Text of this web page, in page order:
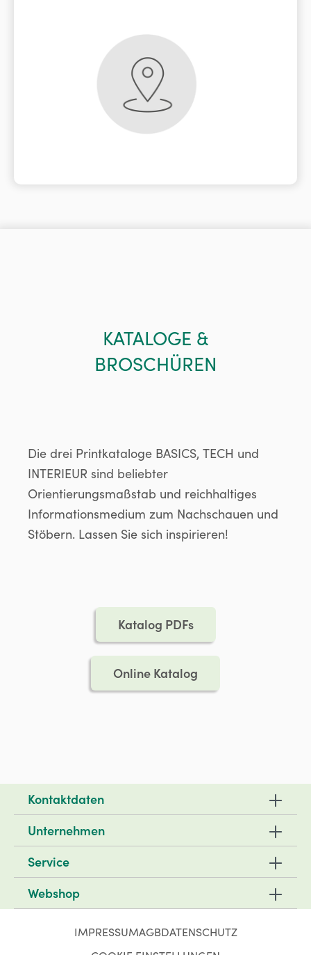
KATALOGE &
BROSCHÜREN
Die drei Printkataloge BASICS, TECH und
INTERIEUR sind beliebter
Orientierungsmaßstab und reichhaltiges
Informationsmedium zum Nachschauen und
Stöbern. Lassen Sie sich inspirieren!
Katalog PDFs
Online Katalog
Kontaktdaten
Unternehmen
Service
Webshop
IMPRESSUMAGBDATENSCHUTZ